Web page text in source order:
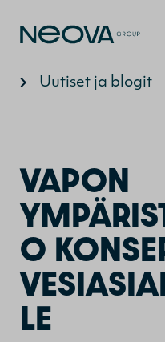
Uutiset ja blogit
VAPON
O
LE